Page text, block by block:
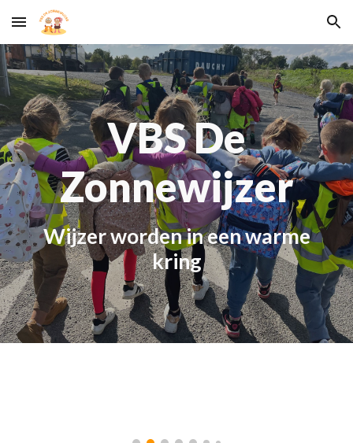
Skip to main content Skip to navigation
VBS De
Zonnewijzer
Wijzer worden in een warme
kring